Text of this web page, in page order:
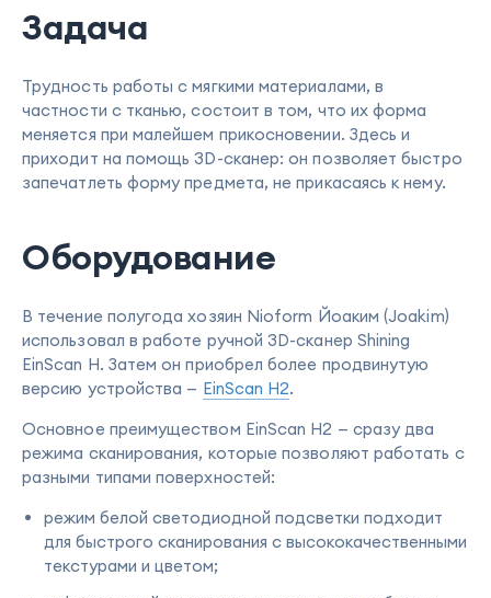
Задача
Трудность работы с мягкими материалами, в
частности с тканью, состоит в том, что их форма
меняется при малейшем прикосновении. Здесь и
приходит на помощь 3D-сканер: он позволяет быстро
запечатлеть форму предмета, не прикасаясь к нему.
Оборудование
В течение полугода хозяин Nioform Йоаким (Joakim)
использовал в работе ручной 3D-сканер Shining
EinScan H. Затем он приобрел более продвинутую
версию устройства — EinScan H2.
Основное преимуществом EinScan H2 — сразу два
режима сканирования, которые позволяют работать с
разными типами поверхностей:
режим белой светодиодной подсветки подходит
для быстрого сканирования с высококачественными
текстурами и цветом;